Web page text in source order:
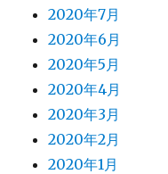
2020年7月
2020年6月
2020年5月
2020年4月
2020年3月
2020年2月
2020年1月